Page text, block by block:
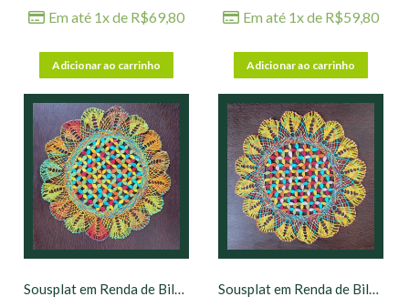
Em até 1x de R$69,80
Adicionar ao carrinho
Em até 1x de R$59,80
Adicionar ao carrinho
Sousplat em Renda de Bilro nº 01 – 36 cm Sousplat em Renda de Bilro nº 02 – 36 cm